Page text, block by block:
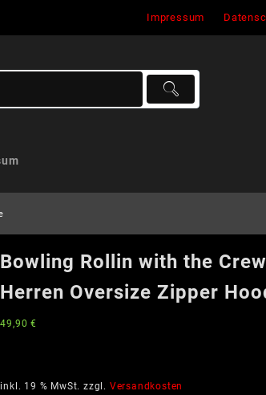
Impressum
Bowling Rollin with the
Herren Oversize Zipper
49,90€
inkl. 19 % MwSt. zzgl. Versandkosten